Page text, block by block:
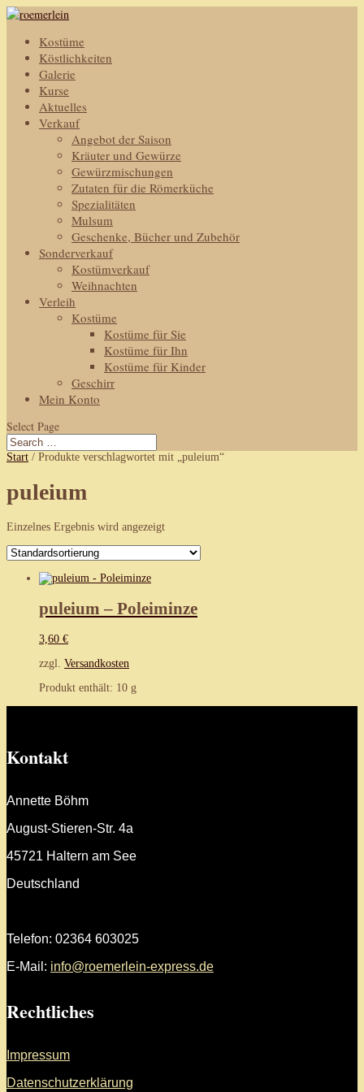
Kostüme
Köstlichkeiten
Galerie
Kurse
Aktuelles
Verkauf
Angebot der Saison
Kräuter und Gewürze
Gewürzmischungen
Zutaten für die Römerküche
Spezialitäten
Mulsum
Geschenke, Bücher und Zubehör
Sonderverkauf
Kostümverkauf
Weihnachten
Verleih
Kostüme
Kostüme für Sie
Kostüme für Ihn
Kostüme für Kinder
Geschirr
Mein Konto
Select Page
Start / Produkte verschlagwortet mit „puleium“
puleium
Einzelnes Ergebnis wird angezeigt
puleium – Poleiminze
3,60 €
zzgl. Versandkosten
Produkt enthält: 10 g
Kontakt
Annette Böhm
August-Stieren-Str. 4a
45721 Haltern am See
Deutschland
Telefon: 02364 603025
E-Mail: info@roemerlein-express.de
Rechtliches
Impressum
Datenschutzerklärung